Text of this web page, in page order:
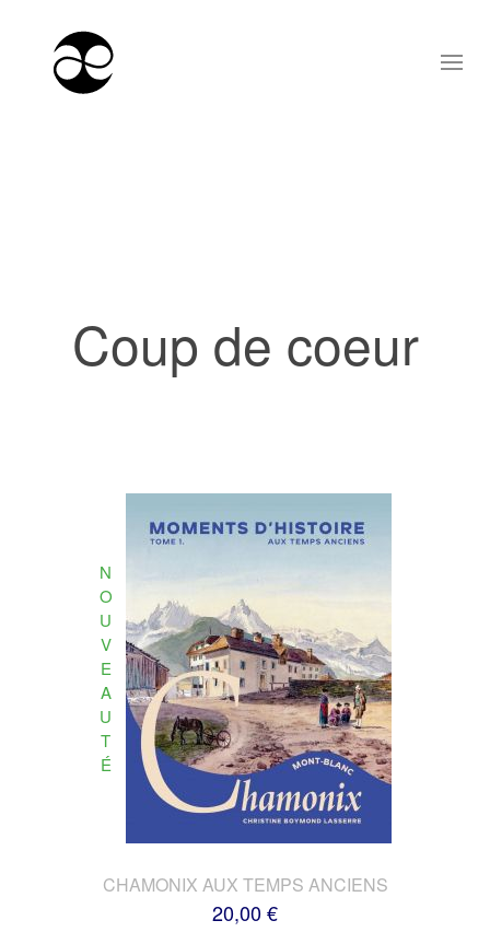
Coup de coeur
N
O
U
V
E
A
U
T
É
CHAMONIX AUX TEMPS ANCIENS
20,00 €